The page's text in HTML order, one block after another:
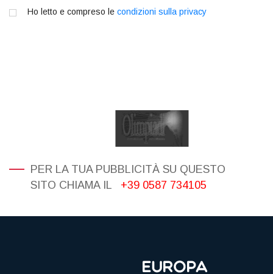
Ho letto e compreso le condizioni sulla privacy
PER LA TUA PUBBLICITÀ SU QUESTO
SITO CHIAMA IL
+39 0587 734105